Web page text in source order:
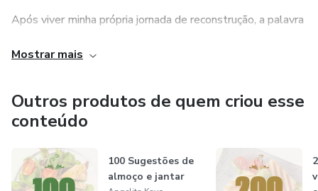
Após viver minha própria jornada de reconstrução, a palavra
tenho sido usada para conduzir outras mulheres a
do Espírito Santo em todas as áreas.
Através de mentorias, desafios e estudos bíblicos, já vi
centenas de mulheres serem curadas, disciplinadas e livres,
não apenas na balança, mas em toda a vida.
Mostrar mais
Outros produtos de quem criou esse
conteúdo
100 Sugestões de
almoço e jantar